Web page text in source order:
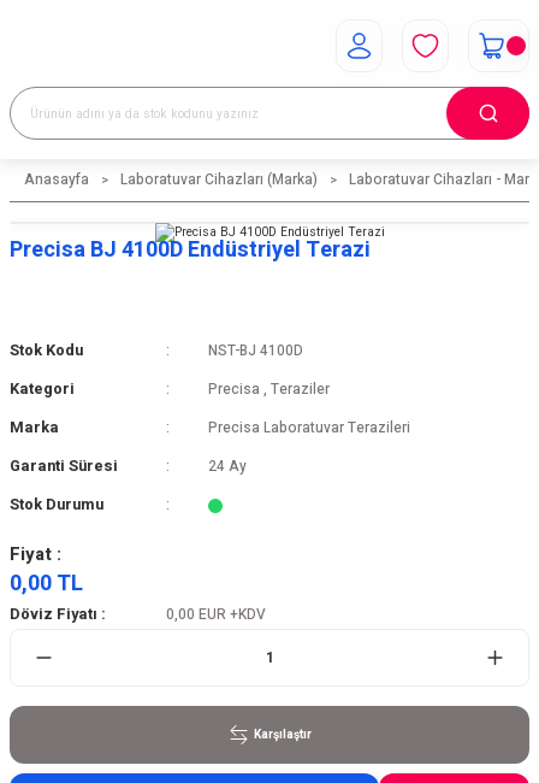
Anasayfa Laboratuvar Cihazları (Marka) Laboratuvar Cihazları -
Precisa BJ 4100D Endüstriyel Terazi
Stok Kodu NST-BJ 4100D
Kategori Precisa , Teraziler
Marka Precisa Laboratuvar Terazileri
Garanti Süresi 24 Ay
Stok Durumu
Fiyat :
0,00 TL
Döviz Fiyatı : 0,00 EUR +KDV
Karşılaştır